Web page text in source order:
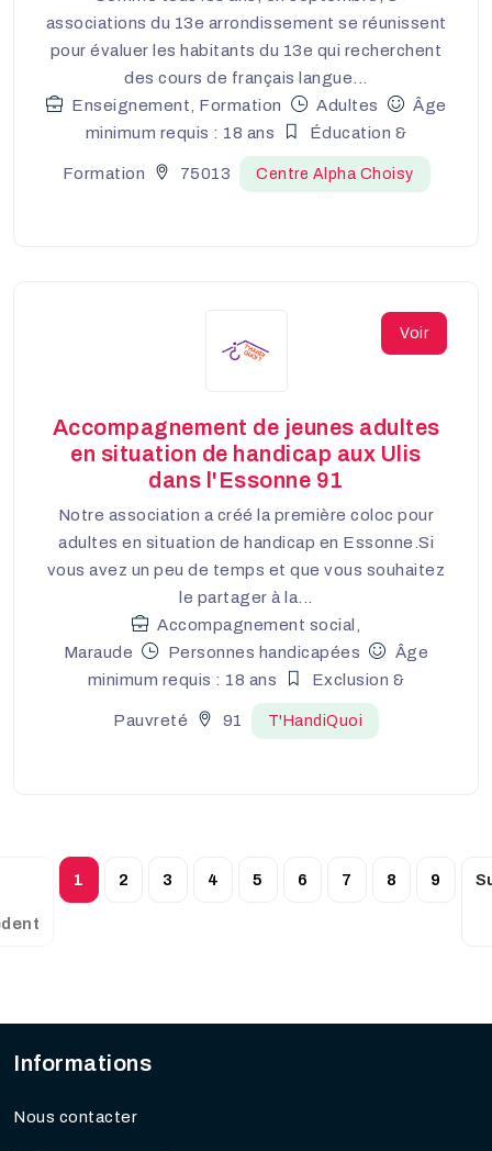
associations du 13e arrondissement se réunissent
pour évaluer les habitants du 13e qui recherchent
des cours de français langue...
Enseignement, Formation
Adultes
Âge
minimum requis : 18 ans
Éducation &
Formation 75013 Centre Alpha Choisy
Voir
Accompagnement de jeunes adultes
en situation de handicap aux Ulis
dans l'Essonne 91
Notre association a créé la première coloc pour
adultes en situation de handicap en Essonne.Si
vous avez un peu de temps et que vous souhaitez
le partager à la...
Accompagnement social,
Maraude
Personnes handicapées
Âge
minimum requis : 18 ans
Exclusion &
Pauvreté 91 T'HandiQuoi
1 2 3 4 5 6 7 8 9
Informations
Nous contacter